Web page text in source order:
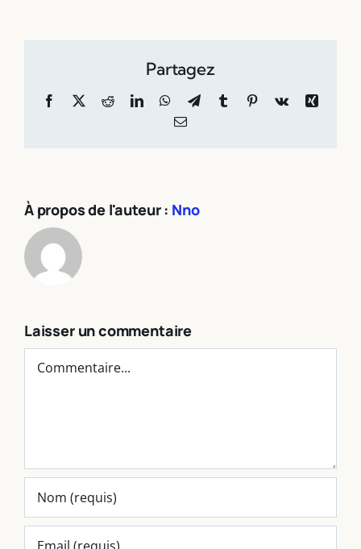
Partagez
Facebook
X RedditLinkedInWhatsApp
TelegramTumblr Pinterest
Vk
Xing
Email
À propos de l'auteur : Nno
Laisser un commentaire
Commentaire